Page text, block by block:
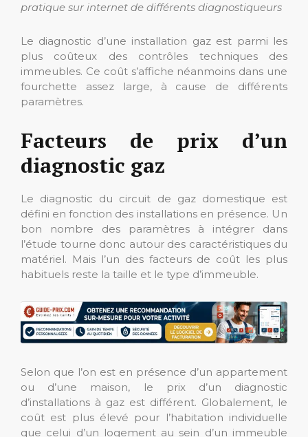
pratique sur internet de différents diagnostiqueurs
Le diagnostic d’une installation gaz est parmi les
plus coûteux des contrôles techniques des
immeubles. Ce coût s’affiche néanmoins dans une
fourchette assez large, à cause de différents
paramètres.
Facteurs de prix d’un
diagnostic gaz
Le diagnostic du circuit de gaz domestique est
défini en fonction des installations en présence. Un
bon nombre des paramètres à intégrer dans
l’étude tourne donc autour des caractéristiques du
matériel. Mais l’un des facteurs de coût les plus
habituels reste la taille et le type d’immeuble.
Selon que l’on est en présence d’un appartement
ou d’une maison, le prix d’un diagnostic
d’installations à gaz est différent. Globalement, le
coût est plus élevé pour l’habitation individuelle
que celui d’un logement au sein d’un immeuble